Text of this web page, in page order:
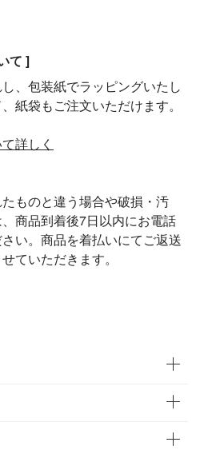
て ]
、包装紙でラッピングいたし
紙袋もご注文いただけます。
詳しく
ものと違う場合や破損・汚
商品到着後7日以内にお電話
い。商品を着払いにてご返送
ていただきます。